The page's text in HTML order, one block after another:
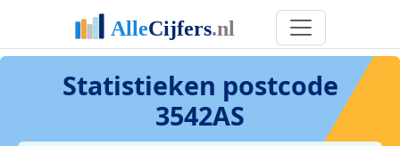
Statistieken postcode
3542AS